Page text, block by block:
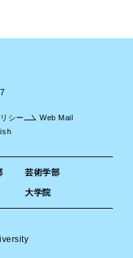
芸術学部
大学院
シー
Web Mail